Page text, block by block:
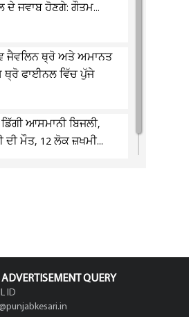
ਦੇ ਜਵਾਬ ਹੋਣਗੇ: ਗੌਤਮ...
ਜੈਵਲਿਨ ਥ੍ਰੋ ਅਤੇ ਅਮਾਨਤ
ਥ੍ਰੋ ਫਾਈਨਲ ਵਿੱਚ ਪੁੱਜੇ
ਆਸਮਾਨੀ ਬਿਜਲੀ,
ਦੀ ਮੌਤ, 12 ਲੋਕ ਜ਼ਖਮੀ...
ADVERTISEMENT QUERY
ID